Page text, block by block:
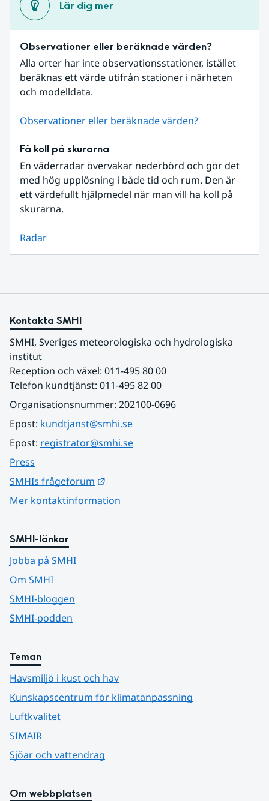
Lär dig mer
Observationer eller beräknade värden?
Alla orter har inte observationsstationer, istället
beräknas ett värde utifrån stationer i närheten
och modelldata.
Observationer eller beräknade värden?
Få koll på skurarna
En väderradar övervakar nederbörd och gör det
med hög upplösning i både tid och rum. Den är
ett värdefullt hjälpmedel när man vill ha koll på
skurarna.
Radar
Kontakta SMHI
SMHI, Sveriges meteorologiska och hydrologiska
institut
Reception och växel: 011-495 80 00
Telefon kundtjänst: 011-495 82 00
Organisationsnummer: 202100-0696
Epost: kundtjanst@smhi.se
Epost: registrator@smhi.se
Press
SMHIs frågeforum
Mer kontaktinformation
SMHI-länkar
Jobba på SMHI
Om SMHI
SMHI-bloggen
SMHI-podden
Teman
Havsmiljö i kust och hav
Kunskapscentrum för klimatanpassning
Luftkvalitet
SIMAIR
Sjöar och vattendrag
Om webbplatsen